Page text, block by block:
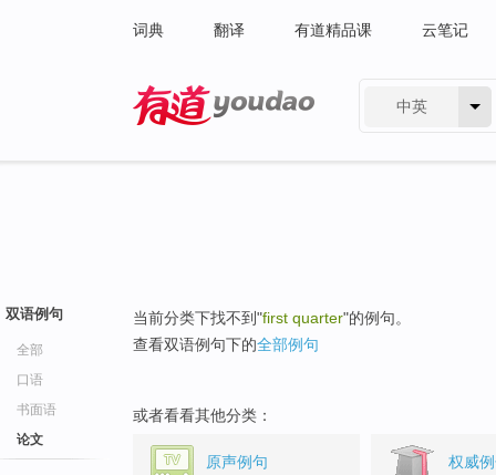
词典 翻译 有道精品课 云笔记
中英
双语例句
全部
口语
书面语
论文
当前分类下找不到"first quarter"的例句。
查看双语例句下的全部例句
或者看看其他分类：
原声例句 权威